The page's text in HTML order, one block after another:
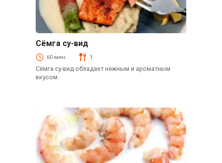
Рыба и морепродукты
Сёмга су-вид
60 мин. 1
Сёмга су-вид обладает нежным и ароматным
вкусом.